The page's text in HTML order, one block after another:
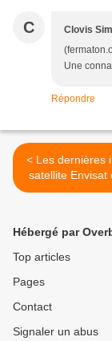
C Clovis
Une
Répondre
< Les dernières images du
satellite Envisat
retour sur
l’année
Hébergé par
Top articles
Pages
Contact
Signaler un abus